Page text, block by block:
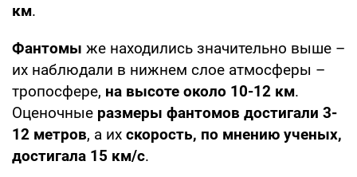
км.
Фантомы же находились значительно выше –
их наблюдали в нижнем слое атмосферы –
тропосфере, на высоте около 10-12 км.
Оценочные размеры фантомов достигали 3-
12 метров, а их скорость, по мнению ученых,
достигала 15 км/с.